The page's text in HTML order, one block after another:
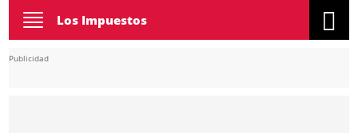
Toggle
navigation
Los Impuestos
Publicidad